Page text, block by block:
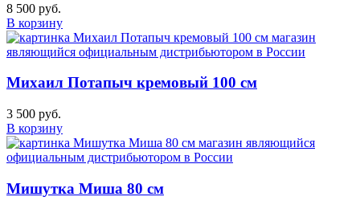
8 500 руб.
В корзину
Михаил Потапыч кремовый 100 см
3 500 руб.
В корзину
Мишутка Миша 80 см